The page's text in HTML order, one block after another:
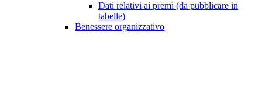
Dati relativi ai premi (da pubblicare in
tabelle)
Benessere organizzativo